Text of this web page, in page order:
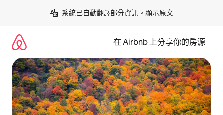
系統已自動翻譯部分資訊。 顯示原文
在 Airbnb 上分享你的房源